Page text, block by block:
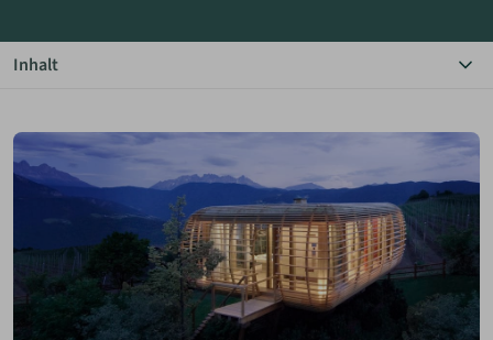
Inhalt
Bildergalerie
Vielfältige Wohnstile